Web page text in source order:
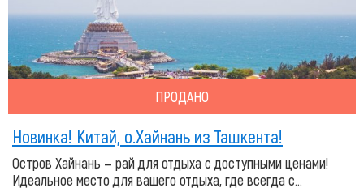
ПРОДАНО
Новинка! Китай, о.Хайнань из Ташкента!
Остров Хайнань — рай для отдыха с доступными ценами!
Идеальное место для вашего отдыха, где всегда с...